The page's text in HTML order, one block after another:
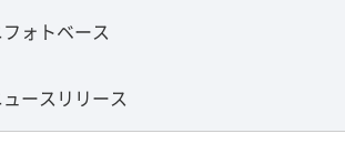
ォトベース
ースリリース